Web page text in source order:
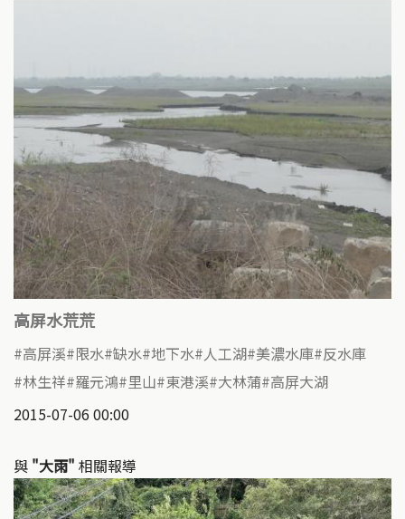
高屏水荒荒
高屏溪 限水 缺水 地下水 人工湖 美濃水庫 反水庫
林生祥 羅元鴻 里山 東港溪 大林蒲 高屏大湖
2015-07-06 00:00
與 "大雨" 相關報導